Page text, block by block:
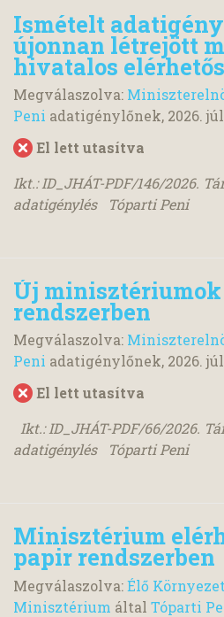
Ismételt
újonnan létrejött
hivatalos
Megválaszolva:
Peni adatigénylőnek, 2026.
El lett utasítva
Ikt.: ID_JHÁT-PDF/146/2026.
adatigénylés Tóparti Peni
Új
rendszerben
Megválaszolva:
Peni adatigénylőnek, 2026.
El lett utasítva
Ikt.: ID_JHÁT-PDF/66/2026.
adatigénylés Tóparti Peni
Minisztérium
papir rendszerben
Megválaszolva:Élő
Minisztérium által Tóparti